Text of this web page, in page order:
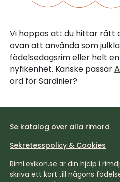
Vi hoppas att du hittar rätt
ovan att använda som
födelsedagsrim eller helt
nyfikenhet. Kanske passar
ord för Sardinier?
Se katalog över alla rimord
Sekretesspolicy & Cookies
RimLexikon.se är din hjälp i
skriva ett kort till någons